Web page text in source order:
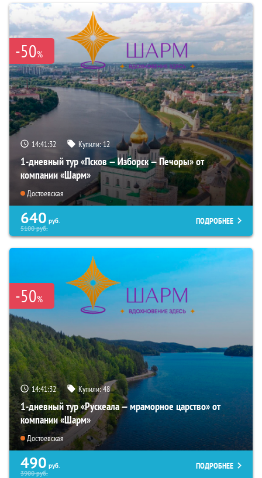
-50%
14:41:31 Купили:12
1-дневный тур «Псков — Изборск — Печоры» от
компании «Шарм»
Достоевская
640 руб.
5100руб.
ПОДРОБНЕЕ
-50%
14:41:31 Купили:48
1-дневный тур «Рускеала — мраморное царство» от
компании «Шарм»
Достоевская
490 руб.
3900руб.
ПОДРОБНЕЕ